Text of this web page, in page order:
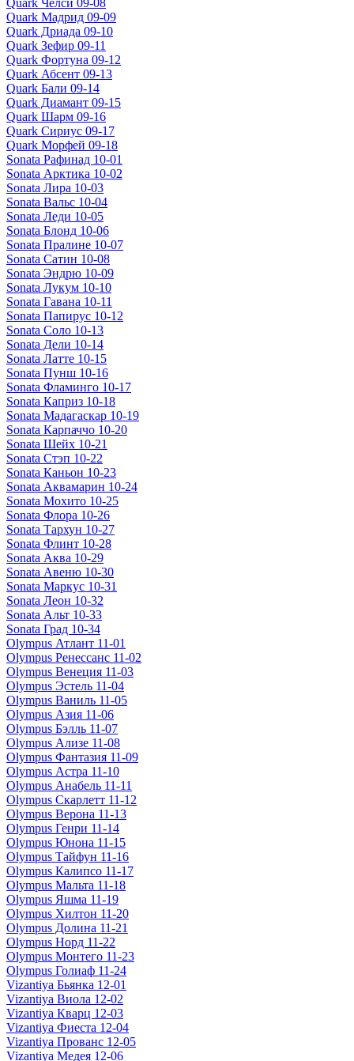
Quark Мадрид 09-09
Quark Дриада 09-10
Quark Зефир 09-11
Quark Фортуна 09-12
Quark Абсент 09-13
Quark Бали 09-14
Quark Диамант 09-15
Quark Шарм 09-16
Quark Сириус 09-17
Quark Морфей 09-18
Sonata Рафинад 10-01
Sonata Арктика 10-02
Sonata Лира 10-03
Sonata Вальс 10-04
Sonata Леди 10-05
Sonata Блонд 10-06
Sonata Пралине 10-07
Sonata Сатин 10-08
Sonata Эндрю 10-09
Sonata Лукум 10-10
Sonata Гавана 10-11
Sonata Папирус 10-12
Sonata Соло 10-13
Sonata Дели 10-14
Sonata Латте 10-15
Sonata Пунш 10-16
Sonata Фламинго 10-17
Sonata Каприз 10-18
Sonata Мадагаскар 10-19
Sonata Карпаччо 10-20
Sonata Шейх 10-21
Sonata Стэп 10-22
Sonata Каньон 10-23
Sonata Аквамарин 10-24
Sonata Мохито 10-25
Sonata Флора 10-26
Sonata Тархун 10-27
Sonata Флинт 10-28
Sonata Аква 10-29
Sonata Авеню 10-30
Sonata Маркус 10-31
Sonata Леон 10-32
Sonata Альт 10-33
Sonata Град 10-34
Olympus Атлант 11-01
Olympus Ренессанс 11-02
Olympus Венеция 11-03
Olympus Эстель 11-04
Olympus Ваниль 11-05
Olympus Азия 11-06
Olympus Бэлль 11-07
Olympus Ализе 11-08
Olympus Фантазия 11-09
Olympus Астра 11-10
Olympus Анабель 11-11
Olympus Скарлетт 11-12
Olympus Верона 11-13
Olympus Генри 11-14
Olympus Юнона 11-15
Olympus Тайфун 11-16
Olympus Калипсо 11-17
Olympus Мальта 11-18
Olympus Яшма 11-19
Olympus Хилтон 11-20
Olympus Долина 11-21
Olympus Норд 11-22
Olympus Монтего 11-23
Olympus Голиаф 11-24
Vizantiya Бьянка 12-01
Vizantiya Виола 12-02
Vizantiya Кварц 12-03
Vizantiya Фиеста 12-04
Vizantiya Прованс 12-05
Vizantiya Медея 12-06